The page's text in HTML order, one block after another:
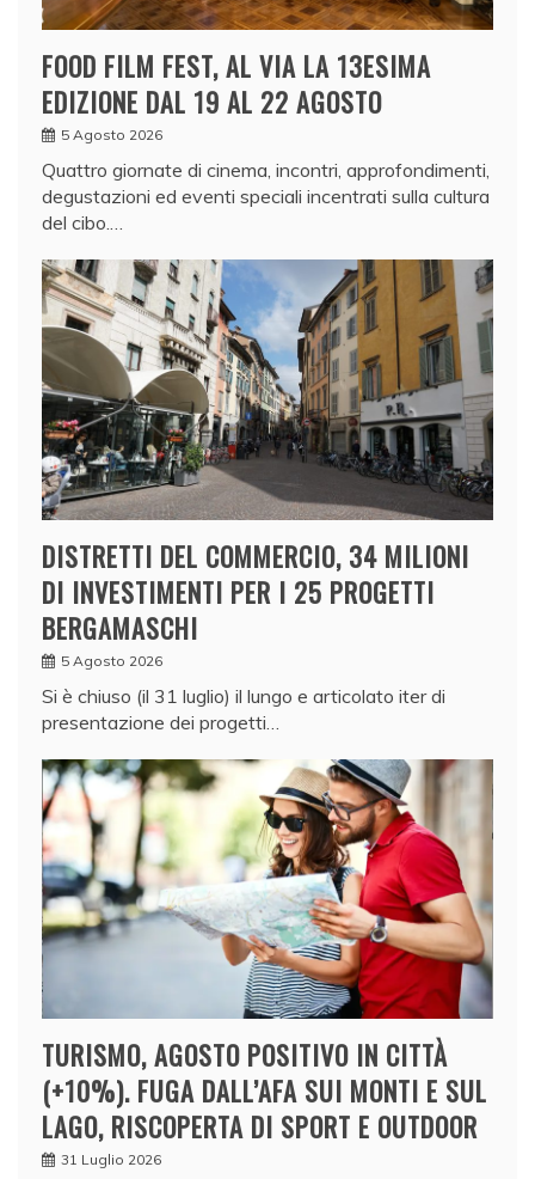
FOOD FILM FEST, AL VIA LA 13ESIMA
EDIZIONE DAL 19 AL 22 AGOSTO
5 Agosto 2026
Quattro giornate di cinema, incontri, approfondimenti,
degustazioni ed eventi speciali incentrati sulla cultura
del cibo.…
DISTRETTI DEL COMMERCIO, 34 MILIONI
DI INVESTIMENTI PER I 25 PROGETTI
BERGAMASCHI
5 Agosto 2026
Si è chiuso (il 31 luglio) il lungo e articolato iter di
presentazione dei progetti…
TURISMO, AGOSTO POSITIVO IN CITTÀ
(+10%). FUGA DALL’AFA SUI MONTI E SUL
LAGO, RISCOPERTA DI SPORT E OUTDOOR
31 Luglio 2026